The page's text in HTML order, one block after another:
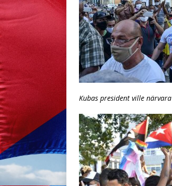
Kubas president ville närvara